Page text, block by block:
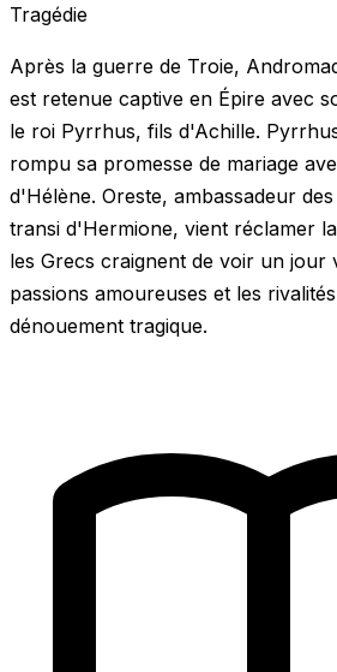
Tragédie
Après la guerre de Troie,
est retenue captive en Épire avec
le roi Pyrrhus, fils d'Achille.
rompu sa promesse de mariage
d'Hélène. Oreste, ambassadeur
transi d'Hermione, vient réclamer
les Grecs craignent de voir un jour
passions amoureuses et les
dénouement tragique.